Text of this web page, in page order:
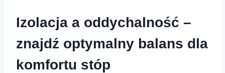
Izolacja a oddychalność –
znajdź ‍optymalny balans dla
komfortu stóp